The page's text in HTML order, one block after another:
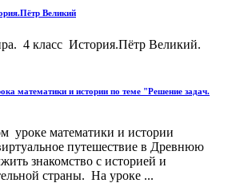
Великий
4 класс История.Пётр Великий.
математики и истории по теме "Решение задач.
уроке математики и истории
путешествие в Древнюю
знакомство с историей и
страны. На уроке ...